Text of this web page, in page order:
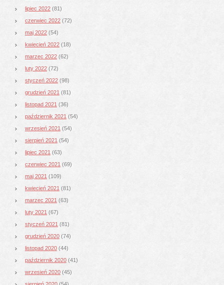
lipiec 2022 (81)
czerwiec 2022 (72)
maj 2022 (54)
kwiecień 2022 (18)
marzec 2022 (62)
luty 2022 (72)
styczeń 2022 (98)
grudzień 2021 (81)
listopad 2021 (36)
październik 2021 (54)
wrzesień 2021 (54)
sierpień 2021 (54)
lipiec 2021 (63)
czerwiec 2021 (69)
maj 2021 (109)
kwiecień 2021 (81)
marzec 2021 (63)
luty 2021 (67)
styczeń 2021 (81)
grudzień 2020 (74)
listopad 2020 (44)
październik 2020 (41)
wrzesień 2020 (45)